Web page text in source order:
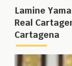
Lamine
Real
Cartagena